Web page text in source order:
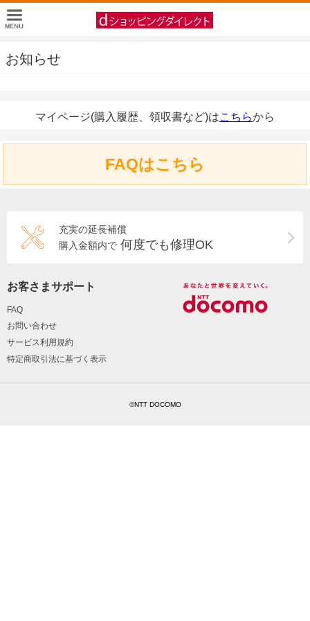
お知らせ
マイページ(購入履歴、領収書など)はこちらから
FAQはこちら
充実の延長補償
購入金額内で 何度でも修理OK
お客さまサポート
FAQ
お問い合わせ
サービス利用規約
特定商取引法に基づく表示
©NTT DOCOMO